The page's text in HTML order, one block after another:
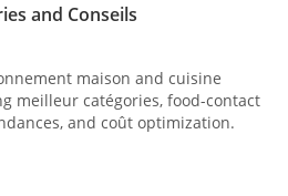
and Conseils
maison and cuisine
meilleur catégories, food-contact
and coût optimization.